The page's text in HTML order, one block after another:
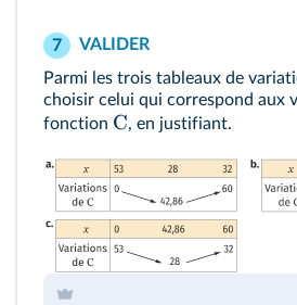
augmente quand
Une fonction f est
diminue quandx
7
VALIDER
Parmi les trois tableaux de
choisir celui qui correspond aux
fonction C, en justifiant.